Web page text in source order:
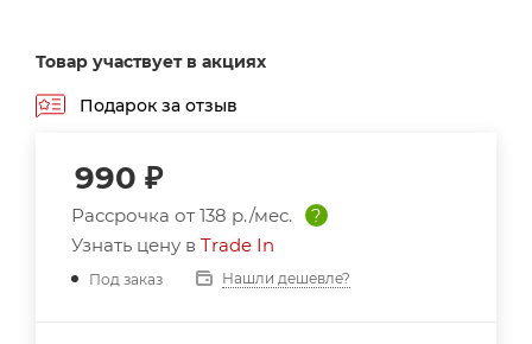
Товар участвует в акциях
Подарок за отзыв
990 ₽
Рассрочка от 138 р./мес.
?
Узнать цену в Trade In
Под заказ Нашли дешевле?